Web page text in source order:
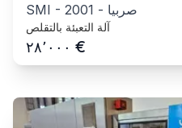
SMI - 2001 - صربيا
آلة التعبئة بالتقلص
٢٨٬٠٠٠ €